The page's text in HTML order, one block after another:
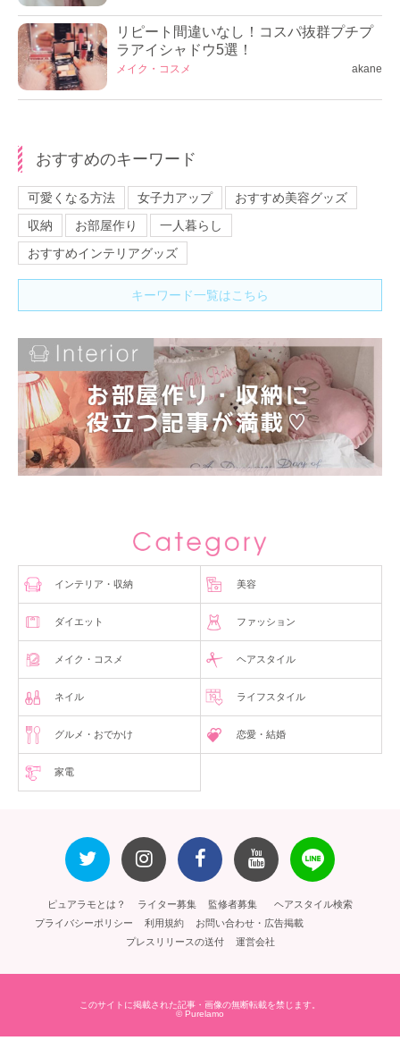
リピート間違いなし！コスパ抜群プチプ
ラアイシャドウ5選！
メイク・コスメ akane
おすすめのキーワード
可愛くなる方法 女子力アップ
おすすめ美容グッズ
収納
お部屋作り
一人暮らし
おすすめインテリアグッズ
キーワード一覧はこちら
インテリア・収納 美容
ダイエット ファッション
メイク・コスメ ヘアスタイル
ネイル ライフスタイル
グルメ・おでかけ 恋愛・結婚
家電
ピュアラモとは？ ライター募集 監修者募集
ヘアスタイル検索
プライバシーポリシー
利用規約
お問い合わせ・広告掲載
プレスリリースの送付
運営会社
このサイトに掲載された記事・画像の無断転載を禁じます。
© Purelamo